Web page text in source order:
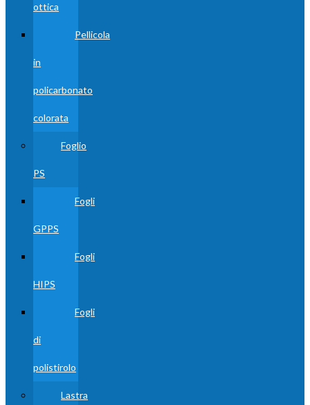
ottica
Pellicola
in
policarbonato
colorata
Foglio
PS
Fogli
GPPS
Fogli
HIPS
Fogli
di
polistirolo
Lastra